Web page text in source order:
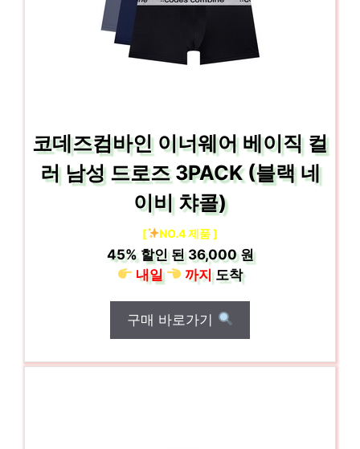
코데즈컴바인 이너웨어 베이직 컬
러 남성 드로즈 3PACK (블랙 네
이비 챠콜)
[ NO.4 제품 ]
45%할인 된36,000 원
내일
까지도착
구매 바로가기